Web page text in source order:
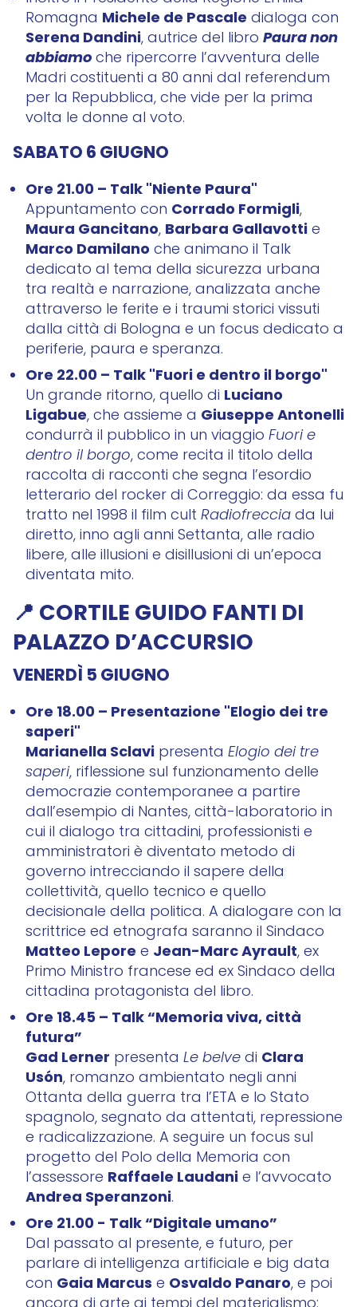
Romagna Michele de Pascale dialoga con
Serena Dandini, autrice del libro Paura non
abbiamoche ripercorre l’avventura delle
Madri costituenti a 80 anni dal referendum
per la Repubblica, che vide per la prima
volta le donne al voto.
SABATO 6 GIUGNO
Ore 21.00 – Talk "Niente Paura"
Appuntamento con Corrado Formigli,
Maura Gancitano, Barbara Gallavottie
Marco Damilano che animano il Talk
dedicato al tema della sicurezza urbana
tra realtà e narrazione, analizzata anche
attraverso le ferite e i traumi storici vissuti
dalla città di Bologna e un focus dedicato a
periferie, paura e speranza.
Ore 22.00 – Talk "Fuori e dentro il borgo"
Un grande ritorno, quello di Luciano
Ligabue, che assieme a Giuseppe Antonelli
condurrà il pubblico in un viaggio Fuori e
dentro il borgo, come recita il titolo della
raccolta di racconti che segna l’esordio
letterario del rocker di Correggio: da essa fu
tratto nel 1998 il film cult Radiofrecciada lui
diretto, inno agli anni Settanta, alle radio
libere, alle illusioni e disillusioni di un’epoca
diventata mito.
📍 CORTILE GUIDO FANTI DI
PALAZZO D’ACCURSIO
VENERDÌ 5 GIUGNO
Ore 18.00 – Presentazione "Elogio dei tre
saperi"
Marianella Sclavi presenta Elogio dei tre
saperi, riflessione sul funzionamento delle
democrazie contemporanee a partire
dall’esempio di Nantes, città-laboratorio in
cui il dialogo tra cittadini, professionisti e
amministratori è diventato metodo di
governo intrecciando il sapere della
collettività, quello tecnico e quello
decisionale della politica. A dialogare con la
scrittrice ed etnografa saranno il Sindaco
Matteo Lepore e Jean-Marc Ayrault, ex
Primo Ministro francese ed ex Sindaco della
cittadina protagonista del libro.
Ore 18.45 – Talk“Memoria viva, città
futura”
Gad Lerner presenta Le belvedi Clara
Usón, romanzo ambientato negli anni
Ottanta della guerra tra l’ETA e lo Stato
spagnolo, segnato da attentati, repressione
e radicalizzazione. A seguire un focus sul
progetto del Polo della Memoria con
l’assessore Raffaele Laudanie l’avvocato
Andrea Speranzoni.
Ore 21.00 - Talk “Digitale umano”
Dal passato al presente, e futuro, per
parlare di intelligenza artificiale e big data
con Gaia Marcus e Osvaldo Panaro, e poi